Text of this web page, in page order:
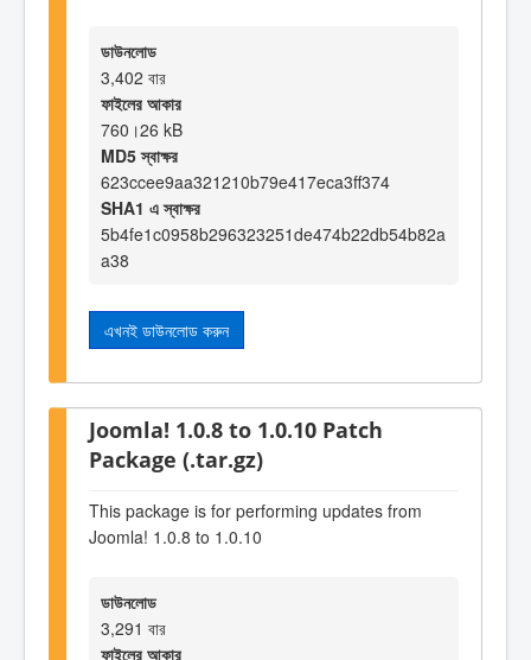
ডাউনলোড
3,402 বার
ফাইলের আকার
760।26 kB
MD5 স্বাক্ষর
623ccee9aa321210b79e417eca3ff374
SHA1 এ স্বাক্ষর
5b4fe1c0958b296323251de474b22db54b82a
a38
এখনই ডাউনলোড করুন
Joomla! 1.0.8 to 1.0.10 Patch
Package (.tar.gz)
This package is for performing updates from
Joomla! 1.0.8 to 1.0.10
ডাউনলোড
3,291 বার
ফাইলের আকার